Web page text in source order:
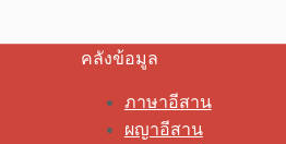
คลังข้อมูล
ภาษาอีสาน
ผญาอีสาน